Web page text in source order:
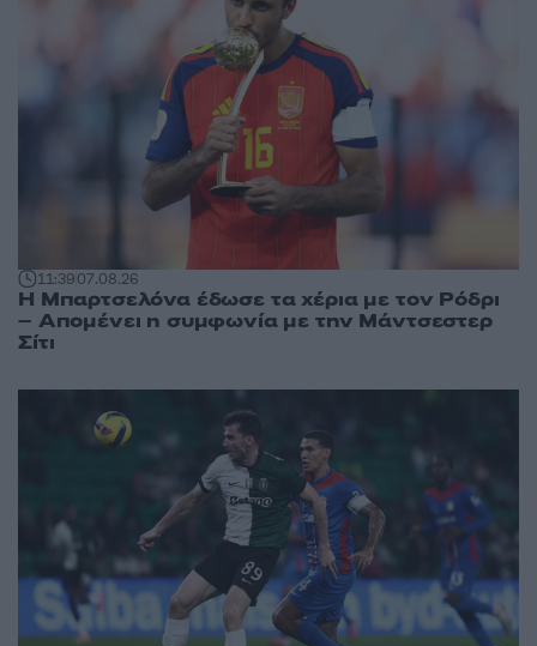
11:3907.08.26
Η Μπαρτσελόνα έδωσε τα χέρια με τον Ρόδρι
– Απομένει η συμφωνία με την Μάντσεστερ
Σίτι